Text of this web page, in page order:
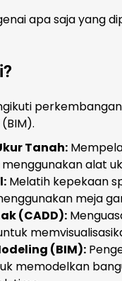
apa saja yang
Tanah:
alat
Melatih kepekaan
meja
(CADD):
(BIM):
memodelkan